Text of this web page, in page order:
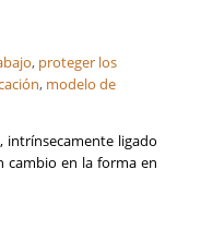
, proteger los
, modelo de
intrínsecamente ligado
cambio en la forma en